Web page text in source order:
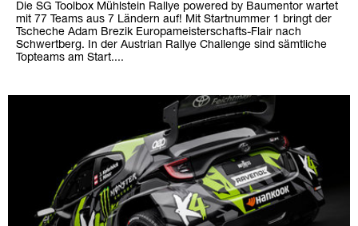
Die SG Toolbox Mühlstein Rallye powered by Baumentor wartet
mit 77 Teams aus 7 Ländern auf! Mit Startnummer 1 bringt der
Tscheche Adam Brezik Europameisterschafts-Flair nach
Schwertberg. In der Austrian Rallye Challenge sind sämtliche
Topteams am Start....